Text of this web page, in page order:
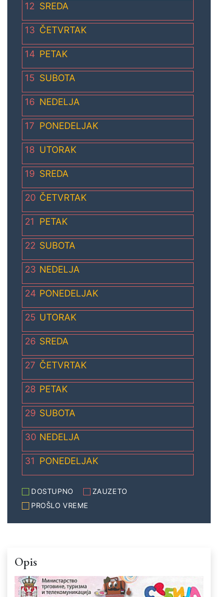
12 SREDA
13 ČETVRTAK
14 PETAK
15 SUBOTA
16 NEDELJA
17 PONEDELJAK
18 UTORAK
19 SREDA
20 ČETVRTAK
21 PETAK
22 SUBOTA
23 NEDELJA
24 PONEDELJAK
25 UTORAK
26 SREDA
27 ČETVRTAK
28 PETAK
29 SUBOTA
30 NEDELJA
31 PONEDELJAK
DOSTUPNO
ZAUZETO
PROŠLO VREME
Opis